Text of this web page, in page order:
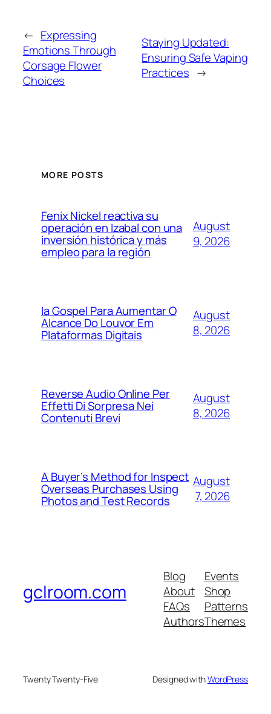
← Expressing
Emotions Through
Corsage Flower
Choices
Staying Updated:
Ensuring Safe Vaping
Practices →
MORE POSTS
Fenix Nickel reactiva su
operación en Izabal con una
inversión histórica y más
empleo para la región
August
9, 2026
Ia Gospel Para Aumentar O
Alcance Do Louvor Em
Plataformas Digitais
August
8, 2026
Reverse Audio Online Per
Effetti Di Sorpresa Nei
Contenuti Brevi
August
8, 2026
A Buyer’s Method for Inspect
Overseas Purchases Using
Photos and Test Records
August
7, 2026
gclroom.com
Blog
About
FAQs
Authors
Events
Shop
Patterns
Themes
Twenty Twenty-Five Designed withWordPress